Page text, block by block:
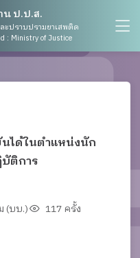
น ป.ป.ส.
ปราบปรามยาเสพติด
: Ministry of Justice
ได้ในตำแหน่งนัก
ติการ
(บบ.)
117 ครั้ง